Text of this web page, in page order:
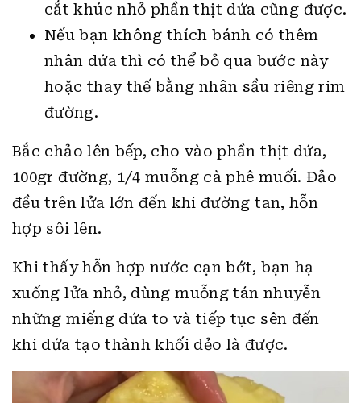
cắt khúc nhỏ phần thịt dứa cũng được.
Nếu bạn không thích bánh có thêm
nhân dứa thì có thể bỏ qua bước này
hoặc thay thế bằng nhân sầu riêng rim
đường.
Bắc chảo lên bếp, cho vào phần thịt dứa,
100gr đường, 1/4 muỗng cà phê muối. Đảo
đều trên lửa lớn đến khi đường tan, hỗn
hợp sôi lên.
Khi thấy hỗn hợp nước cạn bớt, bạn hạ
xuống lửa nhỏ, dùng muỗng tán nhuyễn
những miếng dứa to và tiếp tục sên đến
khi dứa tạo thành khối dẻo là được.